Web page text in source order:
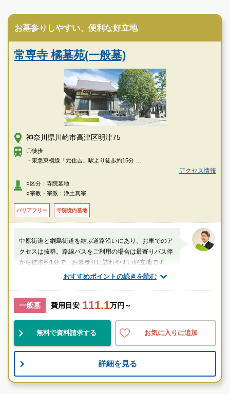
本長寺長命殿の特徴
お墓参りしやすい、便利な好立地
常専寺 橘墓苑(一般墓)
神奈川県川崎市高津区明津75
〇徒歩
・東急東横線「元住吉」駅より徒歩約15分
・東急東横線 元住吉駅（元住吉）バス停より【川63】【川64】【杉01】系
統乗車、またはJR南武線 武蔵新城駅南口バス停より【川63】【川68】系
統乗車、いずれも「井田営業所前」バス停下車徒歩約1分
アクセス情報
○区分：寺院墓地
○宗教・宗派：浄土真宗
バリアフリー 寺院境内墓地
おすすめポイントの続きを読む
中原街道と綱島街道を結ぶ道路沿いにあり、お車でのア
クセスは抜群。路線バスをご利用の場合は最寄りバス停
から徒歩約1分で、お墓参りに訪れやすい好立地です。
厚生労働省認定 葬祭ディレクター技能審査
1級葬祭ディレクター 田中（業界歴15年）
神奈川県
民営 好立地 伝統的
お墓のことなら何でもご相談ください
現地を見学して実際の雰囲気をお確かめください
一般墓 費用目安 111.1万円～
無料で資料請求する お気に入りに追加
詳細を見る